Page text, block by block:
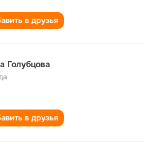
в друзья
Голубцова
в друзья